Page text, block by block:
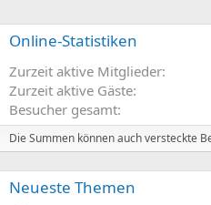
Online-Statistiken
Zurzeit aktive Mitglieder
Zurzeit aktive Gäste
Besucher gesamt
Die Summen können auch versteckte
Neueste Themen